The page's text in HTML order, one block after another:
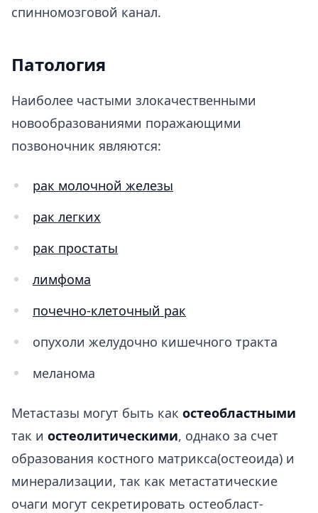
спинномозговой канал.
Патология
Наиболее частыми злокачественными
новообразованиями поражающими
позвоночник являются:
рак молочной железы
рак легких
рак простаты
лимфома
почечно-клеточный рак
опухоли желудочно кишечного тракта
меланома
Метастазы могут быть как остеобластными
так и остеолитическими, однако за счет
образования костного матрикса(остеоида) и
минерализации, так как метастатические
очаги могут секретировать остеобласт-